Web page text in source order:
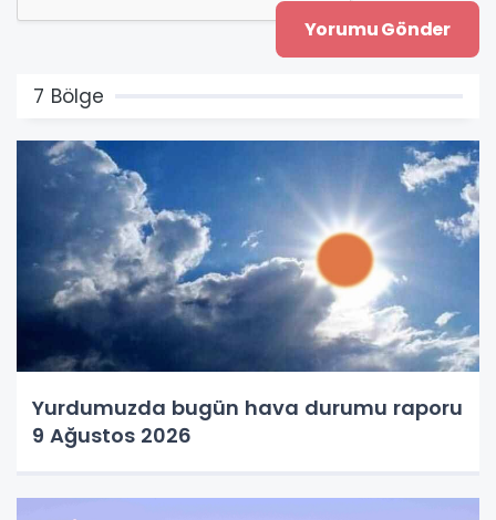
7 Bölge
Yurdumuzda bugün hava durumu raporu
9 Ağustos 2026